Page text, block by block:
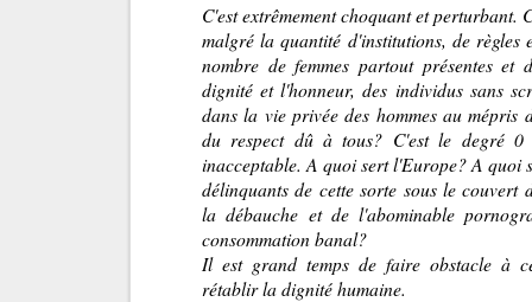
C'est extrêmement choquant et perturbant.
malgré la quantité d'institutions, de règles
nombre de femmes partout présentes et
dignité et l'honneur, des individus sans
dans la vie privée des hommes au mépris
du respect dû à tous? C'est le degré 0
inacceptable. A quoi sert l'Europe? A quoi
délinquants de cette sorte sous le
la débauche et de l'abominable
consommation banal?
Il est grand temps de faire obstacle à
rétablir la dignité humaine.